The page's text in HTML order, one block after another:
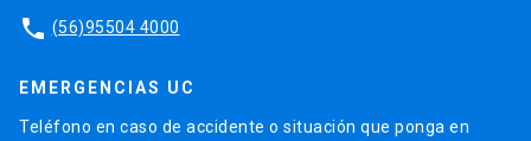
phone (56)95504 4000
EMERGENCIAS UC
Teléfono en caso de accidente o situación que ponga en